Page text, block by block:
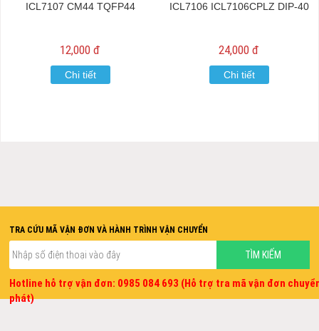
ICL7107 CM44 TQFP44
12,000 đ
Chi tiết
ICL7106 ICL7106CPLZ DIP-40
24,000 đ
Chi tiết
TRA CỨU MÃ VẬN ĐƠN VÀ HÀNH TRÌNH VẬN CHUYỂN
Hotline hỗ trợ vận đơn: 0985 084 693 (Hỗ trợ tra mã vận đơn
phát)